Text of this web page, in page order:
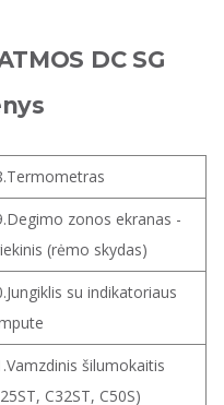
DC SG
zonos ekranas -
(rėmo skydas)
su indikatoriaus
šilumokaitis
C32ST, C50S)